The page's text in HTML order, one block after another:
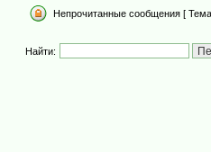
Непрочитанные сообщения [
Найти: